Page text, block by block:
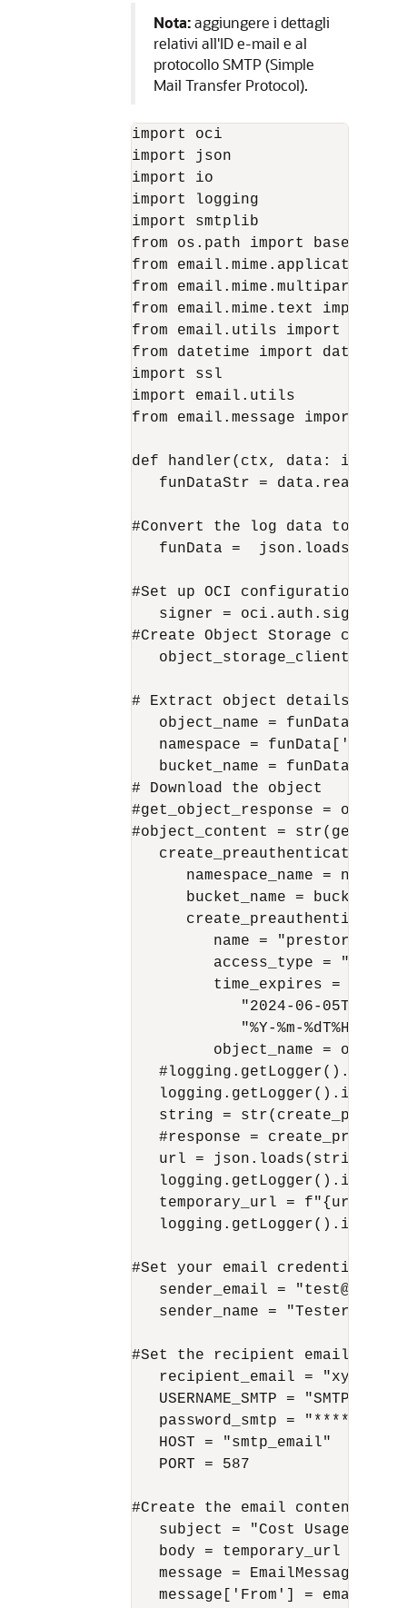
Nota:aggiungere i dettagli
relativi all'ID e-mail e al
protocollo SMTP (Simple
Mail Transfer Protocol).
import oci
import json
import io
import logging
import smtplib
from os.path import basename
from email.mime.application
from email.mime.multipart
from email.mime.text import
from email.utils import
from datetime import datetime
import ssl
import email.utils
from email.message import
def handler(ctx, data:
funDataStr =
#Convert the log data to json
funData =
#Set up OCI configuration
signer =
#Create Object Storage client
object_storage_client =
# Extract object details from
object_name =
namespace =
bucket_name =
# Download the object
#get_object_response =
#object_content =
namespace_name =
bucket_name =
         name = "prestorage",
access_type =
time_expires =
"2024-06-
"%Y-%m-
object_name =
string =
#response =
   url = json.loads(string)
temporary_url =
#Set your email credentials
sender_email =
   sender_name = "Tester"
#Set the recipient email
recipient_email =
   USERNAME_SMTP = "SMTPOCID"
password_smtp =
   HOST = "smtp_email"
   PORT = 587
#Create the email content
subject = "Cost Usage
   body = temporary_url
   message = EmailMessage()
message['From'] =